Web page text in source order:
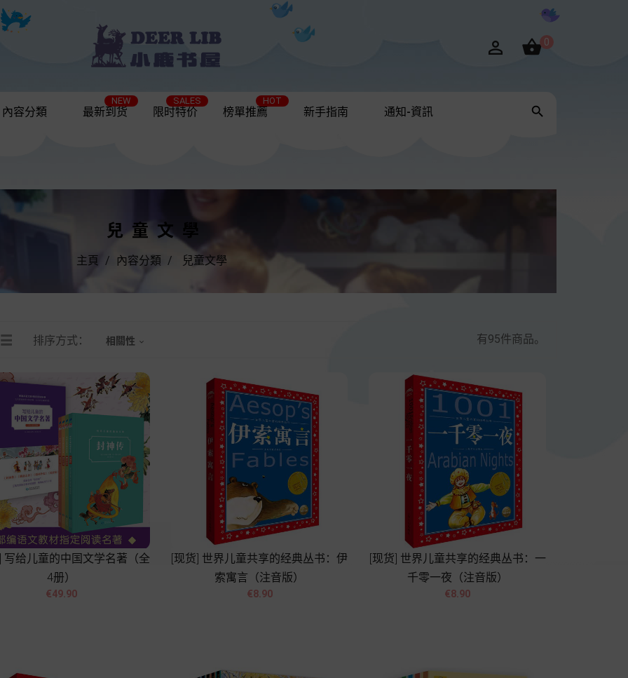
 0
內容分類 最新到货
NEW
限时特价
SALES
榜單推薦
HOT
新手指南 通知-資訊 
兒童文學
主頁 內容分類 兒童文學
排序方式： 相關性  有95件商品。
写给儿童的中国文学名著（全
4册）
價
€49.90

[现货] 世界儿童共享的经典丛书：伊
索寓言（注音版）
價
€8.90
 
[现货] 世界儿童共享的经典丛书：一
千零一夜（注音版）
價
€8.90